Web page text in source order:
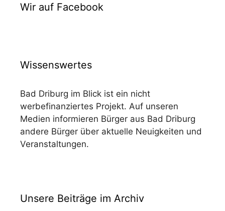
Wir auf Facebook
Wissenswertes
Bad Driburg im Blick ist ein nicht
werbefinanziertes Projekt. Auf unseren
Medien informieren Bürger aus Bad Driburg
andere Bürger über aktuelle Neuigkeiten und
Veranstaltungen.
Unsere Beiträge im Archiv